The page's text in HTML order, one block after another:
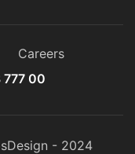
Careers
00
- 2024